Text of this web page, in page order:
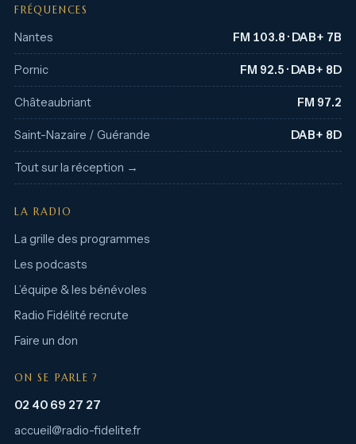
FRÉQUENCES
Nantes FM 103.8 · DAB+ 7B
Pornic FM 92.5 · DAB+ 8D
Châteaubriant FM 97.2
Saint-Nazaire / Guérande DAB+ 8D
Tout sur la réception →
LA RADIO
La grille des programmes
Les podcasts
L’équipe & les bénévoles
Radio Fidélité recrute
Faire un don
ON SE PARLE ?
02 40 69 27 27
accueil@radio-fidelite.fr